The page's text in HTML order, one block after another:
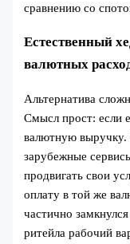
сравнению со
Естественный
валютных
Альтернатива
Смысл прост: если
валютную
зарубежные
продвигать свои
оплату в той же
частично
ритейла рабочий